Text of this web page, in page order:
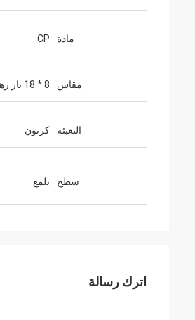
مادة CP
مقاس 8 * 18 بار زهرة جورجية
التعبئة كرتون
سطح يلمع
اترك رسالة